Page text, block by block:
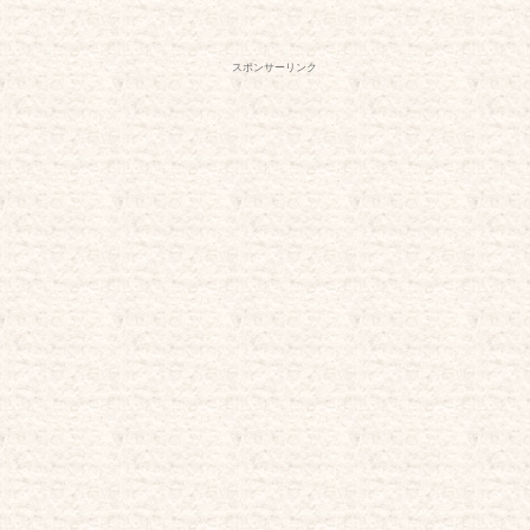
スポンサーリンク